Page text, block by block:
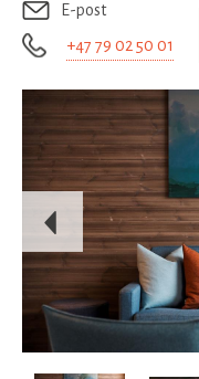
E-post
+47 79 02 50 01